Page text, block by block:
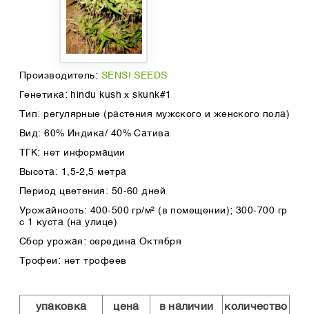
Производитель: SENSI SEEDS
Генетика: hindu kush x skunk#1
Тип: регулярные (растения мужского и женского пола)
Вид: 60% Индика/ 40% Сатива
ТГК: нет информации
Высота: 1,5-2,5 метра
Период цветения: 50-60 дней
Урожайность: 400-500 гр/м² (в помещении); 300-700 гр
с 1 куста (на улице)
Сбор урожая: середина Октября
Трофеи: нет трофеев
упаковка цена в наличии количество